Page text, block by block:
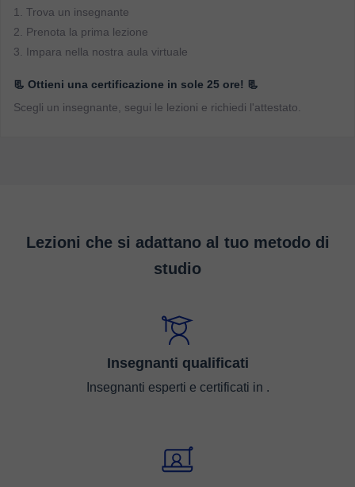
1. Trova un insegnante
2. Prenota la prima lezione
3. Impara nella nostra aula virtuale
📃 Ottieni una certificazione in sole 25 ore! 📃
Scegli un insegnante, segui le lezioni e richiedi l'attestato.
Lezioni che si adattano al tuo metodo di
studio
Insegnanti qualificati
Insegnanti esperti e certificati in .